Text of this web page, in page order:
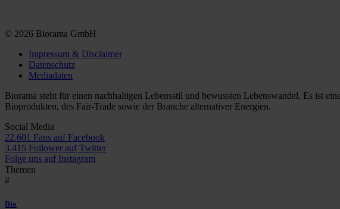
© 2026 Biorama GmbH
Impressum & Disclaimer
Datenschutz
Mediadaten
Biorama steht für einen nachhaltigen Lebensstil und bewussten Lebenswandel. Es ist
Bioprodukten, des Fair-Trade sowie der Branche alternativer Energien.
Social Media
22.601 Fans auf Facebook
3.415 Follower auf Twitter
Folge uns auf Instagram
Themen
#
Bio